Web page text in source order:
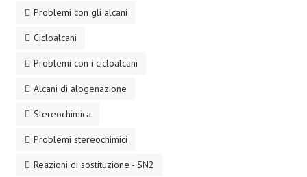
Problemi con gli alcani
Cicloalcani
Problemi con i cicloalcani
Alcani di alogenazione
Stereochimica
Problemi stereochimici
Reazioni di sostituzione - SN2